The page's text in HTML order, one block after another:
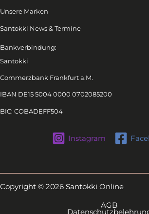
Unsere Marken
Santokki News & Termine
Bankverbindung:
Santokki
Commerzbank Frankfurt a.M.
IBAN DE15 5004 0000 0702085200
BIC: COBADEFF504
Instagram
Copyright © 2026 Santokki Online
AGB